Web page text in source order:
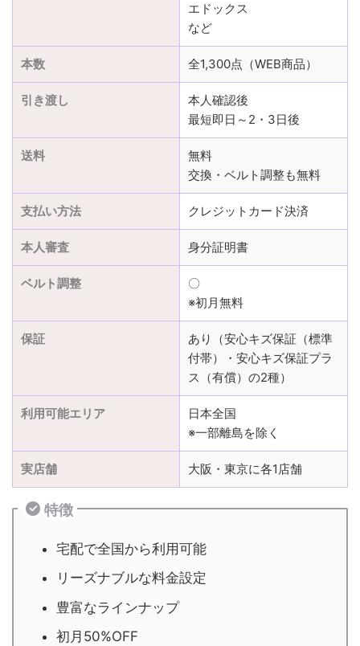
エドックス
など
本数 全1,300点（WEB商品）
引き渡し
本人確認後
最短即日～2・3日後
送料
無料
交換・ベルト調整も無料
支払い方法 クレジットカード決済
本人審査 身分証明書
ベルト調整
〇
※初月無料
保証
あり（安心キズ保証（標準
付帯）・安心キズ保証プラ
ス（有償）の2種）
利用可能エリア
日本全国
※一部離島を除く
実店舗 大阪・東京に各1店舗
特徴
宅配で全国から利用可能
リーズナブルな料金設定
豊富なラインナップ
初月50%OFF